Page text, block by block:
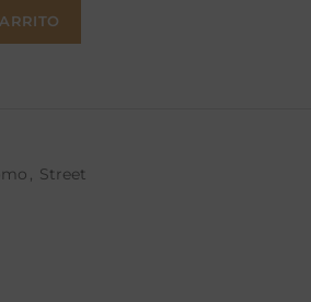
, Street